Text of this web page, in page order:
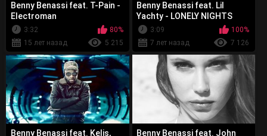
Benny Benassi feat. T-Pain -
Electroman
3:32
80%
15 лет назад
5 215
Benny Benassi feat. Lil
Yachty - LONELY NIGHTS
3:09
100%
7 лет назад
7 126
Benny Benassi feat. Kelis,
Benny Benassi feat. John